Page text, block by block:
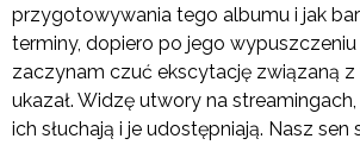
przygotowywania tego albumu i jak
terminy, dopiero po jego
zaczynam czuć ekscytację związaną z
ukazał. Widzę utwory na
ich słuchają i je udostępniają. Nasz sen